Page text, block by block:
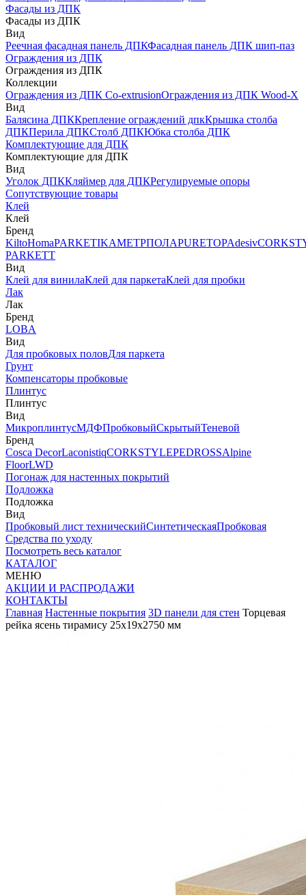
Фасады из ДПК
Фасады из ДПК
Вид
Реечная фасадная панель ДПКФасадная панель ДПК шип-паз
Ограждения из ДПК
Ограждения из ДПК
Коллекции
Ограждения из ДПК Co-extrusionОграждения из ДПК Wood-X
Вид
Балясина ДПККрепление ограждений дпкКрышка столба
ДПКПерила ДПКСтолб ДПКЮбка столба ДПК
Комплектующие для ДПК
Комплектующие для ДПК
Вид
Уголок ДПККляймер для ДПКРегулируемые опоры
Сопутствующие товары
Клей
Клей
Бренд
KiltoHomaPARKETIKAМЕТРПОЛАPURETOPAdesiv
PARKETT
Вид
Клей для винилаКлей для паркетаКлей для пробки
Лак
Лак
Бренд
LOBA
Вид
Для пробковых половДля паркета
Грунт
Компенсаторы пробковые
Плинтус
Плинтус
Вид
МикроплинтусМДФПробковыйСкрытыйТеневой
Бренд
Cosca DecorLaconistiqCORKSTYLEPEDROSSAlpine
FloorLWD
Погонаж для настенных покрытий
Подложка
Подложка
Вид
Пробковый лист техническийСинтетическаяПробковая
Средства по уходу
Посмотреть весь каталог
КАТАЛОГ
МЕНЮ
АКЦИИ И РАСПРОДАЖИ
КОНТАКТЫ
Главная Настенные покрытия 3D панели для стен Торцевая
рейка ясень тирамису 25x19x2750 мм